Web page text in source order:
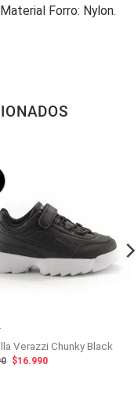
Forro: Nylon.
Verazzi Chunky Black
El
$16.990El